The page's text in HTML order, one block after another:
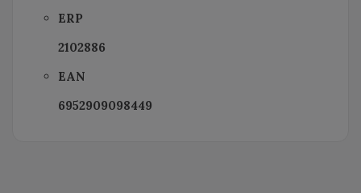
ERP
2102886
EAN
6952909098449